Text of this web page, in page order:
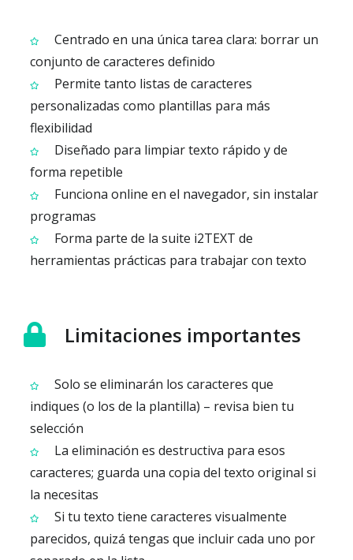
Centrado en una única tarea clara: borrar un
conjunto de caracteres definido
Permite tanto listas de caracteres
personalizadas como plantillas para más
flexibilidad
Diseñado para limpiar texto rápido y de
forma repetible
Funciona online en el navegador, sin instalar
programas
Forma parte de la suite i2TEXT de
herramientas prácticas para trabajar con texto
Limitaciones importantes
Solo se eliminarán los caracteres que
indiques (o los de la plantilla) – revisa bien tu
selección
La eliminación es destructiva para esos
caracteres; guarda una copia del texto original si
la necesitas
Si tu texto tiene caracteres visualmente
parecidos, quizá tengas que incluir cada uno por